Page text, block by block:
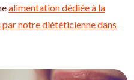
alimentation dédiée à la
notre diététicienne dans